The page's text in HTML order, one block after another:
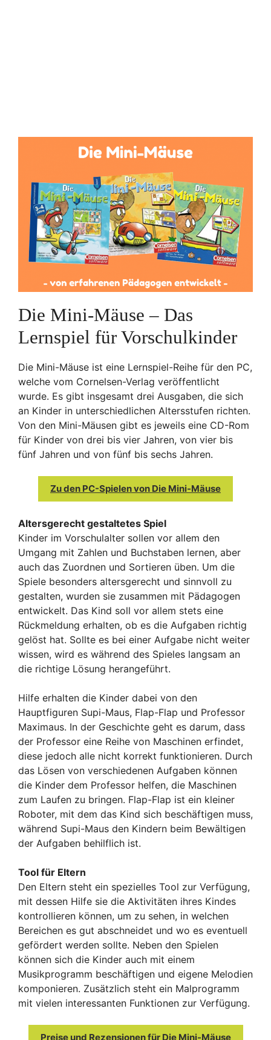
Die Mini-Mäuse – Das
Lernspiel für Vorschulkinder
Die Mini-Mäuse ist eine Lernspiel-Reihe für den PC,
welche vom Cornelsen-Verlag veröffentlicht
wurde. Es gibt insgesamt drei Ausgaben, die sich
an Kinder in unterschiedlichen Altersstufen richten.
Von den Mini-Mäusen gibt es jeweils eine CD-Rom
für Kinder von drei bis vier Jahren, von vier bis
fünf Jahren und von fünf bis sechs Jahren.
Zu den PC-Spielen von Die Mini-Mäuse
Altersgerecht gestaltetes Spiel
Kinder im Vorschulalter sollen vor allem den
Umgang mit Zahlen und Buchstaben lernen, aber
auch das Zuordnen und Sortieren üben. Um die
Spiele besonders altersgerecht und sinnvoll zu
gestalten, wurden sie zusammen mit Pädagogen
entwickelt. Das Kind soll vor allem stets eine
Rückmeldung erhalten, ob es die Aufgaben richtig
gelöst hat. Sollte es bei einer Aufgabe nicht weiter
wissen, wird es während des Spieles langsam an
die richtige Lösung herangeführt.
Hilfe erhalten die Kinder dabei von den
Hauptfiguren Supi-Maus, Flap-Flap und Professor
Maximaus. In der Geschichte geht es darum, dass
der Professor eine Reihe von Maschinen erfindet,
diese jedoch alle nicht korrekt funktionieren. Durch
das Lösen von verschiedenen Aufgaben können
die Kinder dem Professor helfen, die Maschinen
zum Laufen zu bringen. Flap-Flap ist ein kleiner
Roboter, mit dem das Kind sich beschäftigen muss,
während Supi-Maus den Kindern beim Bewältigen
der Aufgaben behilflich ist.
Tool für Eltern
Den Eltern steht ein spezielles Tool zur Verfügung,
mit dessen Hilfe sie die Aktivitäten ihres Kindes
kontrollieren können, um zu sehen, in welchen
Bereichen es gut abschneidet und wo es eventuell
gefördert werden sollte. Neben den Spielen
können sich die Kinder auch mit einem
Musikprogramm beschäftigen und eigene Melodien
komponieren. Zusätzlich steht ein Malprogramm
mit vielen interessanten Funktionen zur Verfügung.
Preise und Rezensionen für Die Mini-Mäuse